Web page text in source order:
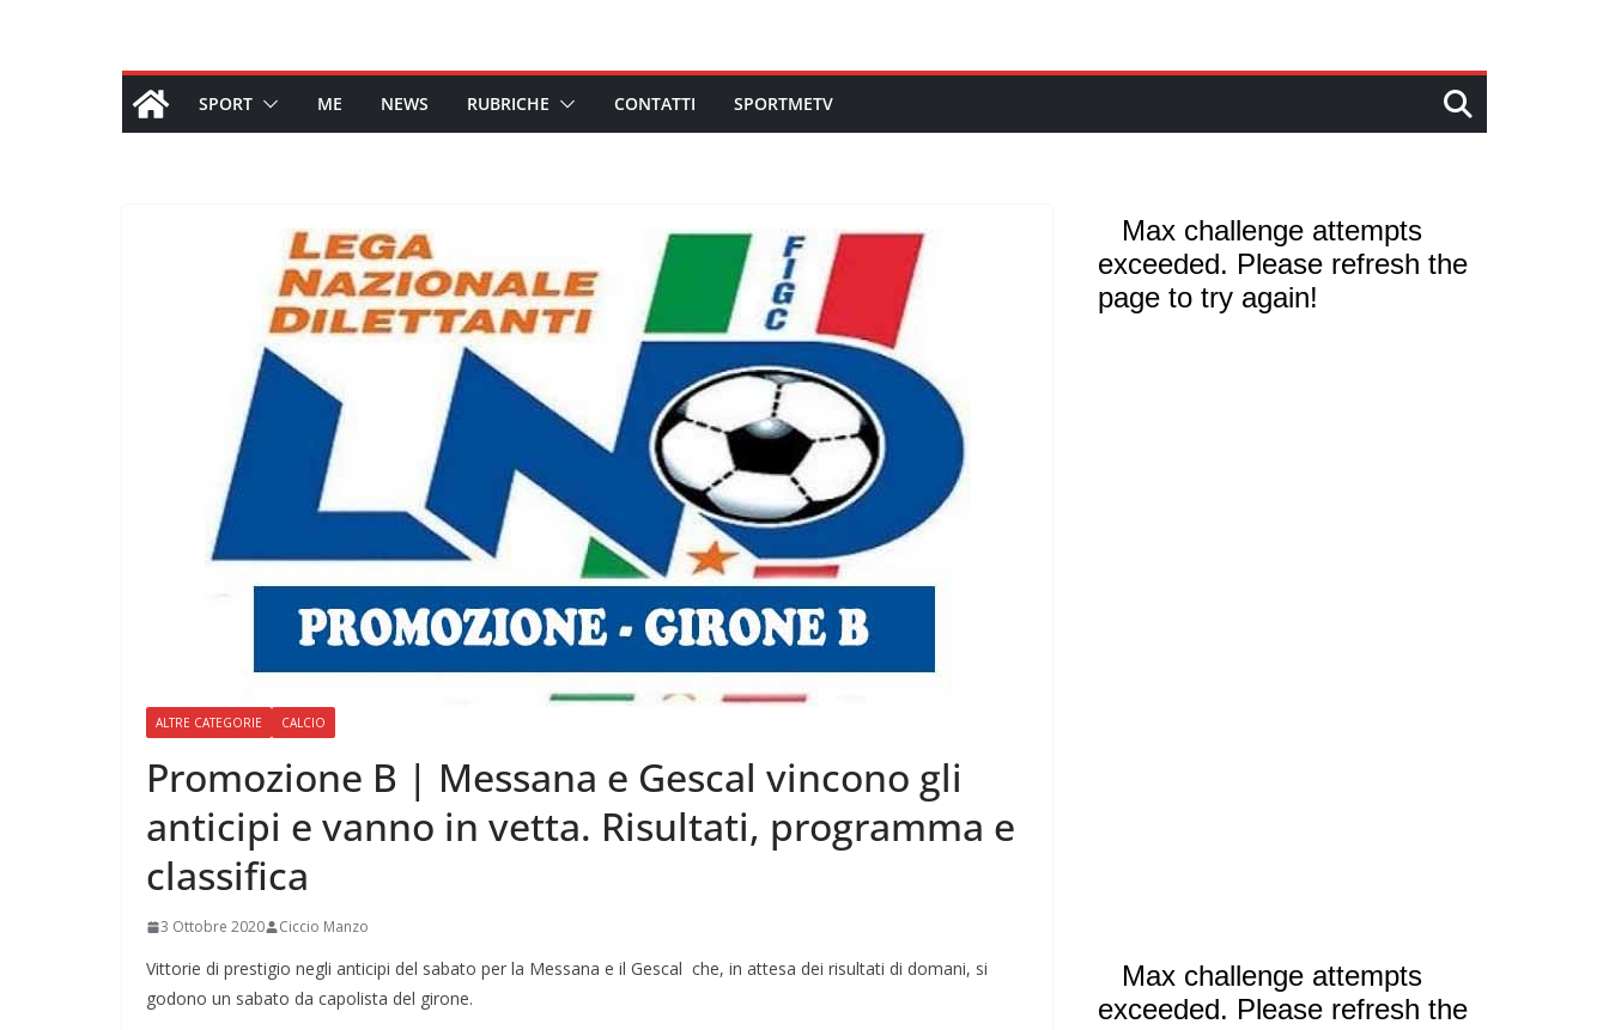
SPORT ME NEWS RUBRICHE CONTATTI SPORTMETV
ALTRE CATEGORIE CALCIO
Promozione B | Messana e Gescal vincono gli
anticipi e vanno in vetta. Risultati, programma e
classifica
3 Ottobre 2020 Ciccio Manzo
Vittorie di prestigio negli anticipi del sabato per la Messana e il Gescal che, in attesa dei risultati di domani, si
godono un sabato da capolista del girone.